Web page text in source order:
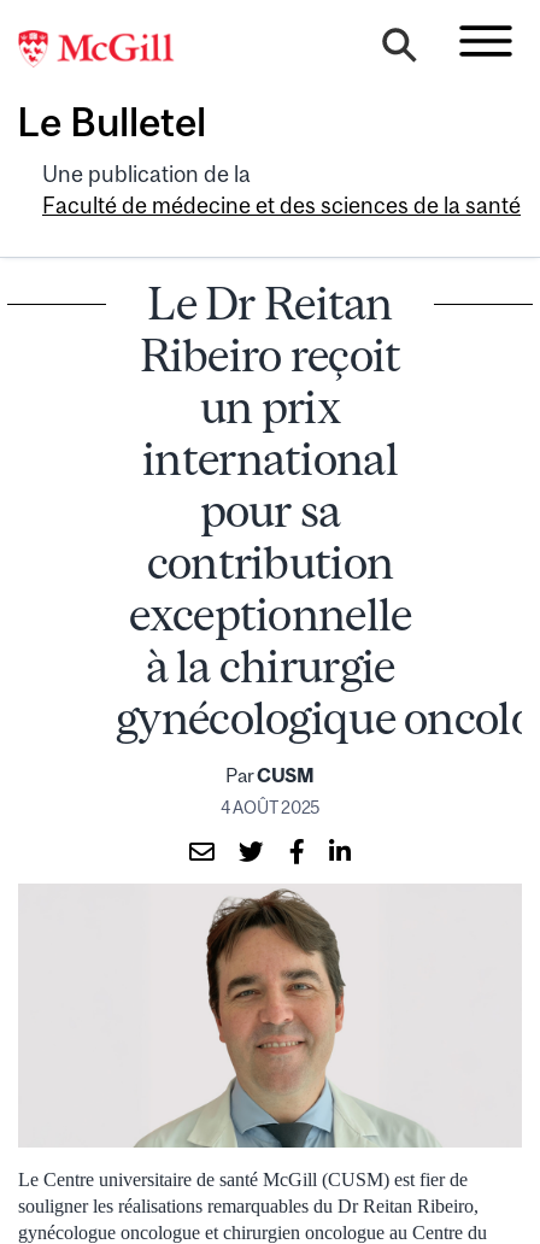
Le Bulletel
Une publication de la
Faculté de médecine et des sciences de la santé
Le Dr Reitan
Ribeiro reçoit
un prix
international
pour sa
contribution
exceptionnelle
à la chirurgie
gynécologique
ParCUSM
4 AOÛT 2025
Le Centre universitaire de santé McGill (CUSM) est fier de
souligner les réalisations remarquables du Dr Reitan Ribeiro,
gynécologue oncologue et chirurgien oncologue au Centre du